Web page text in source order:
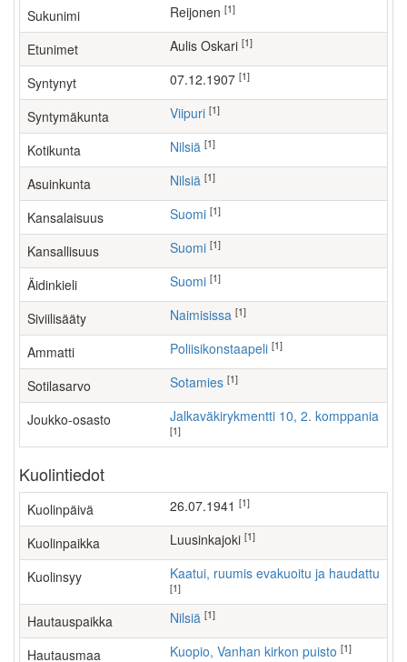
Sukunimi Reijonen [1]
Etunimet Aulis Oskari [1]
Syntynyt 07.12.1907 [1]
Syntymäkunta Viipuri [1]
Kotikunta Nilsiä [1]
Asuinkunta Nilsiä [1]
Kansalaisuus Suomi [1]
Kansallisuus Suomi [1]
Äidinkieli Suomi [1]
Siviilisääty Naimisissa [1]
Ammatti poliisikonstaapeli [1]
Sotilasarvo Sotamies [1]
Joukko-osasto Jalkaväkirykmentti 10, 2. komppania
[1]
Kuolintiedot
Kuolinpäivä 26.07.1941 [1]
Kuolinpaikka Luusinkajoki [1]
Kuolinsyy Kaatui, ruumis evakuoitu ja haudattu
[1]
Hautauspaikka Nilsiä [1]
Hautausmaa Kuopio, Vanhan kirkon puisto [1]